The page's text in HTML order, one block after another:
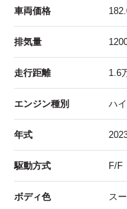
車両価格
排気量
走行距離 1.6
エンジン種別 ハ
年式
駆動方式 F/F
ボディ色 ス